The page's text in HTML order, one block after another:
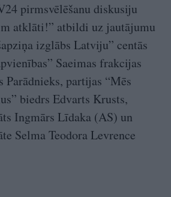
pirmsvēlēšanu diskusiju
atklāti!” atbildi uz jautājumu
izglābs Latviju” centās
Saeimas frakcijas
Parādnieks, partijas “Mēs
biedrs Edvarts Krusts,
Ingmārs Līdaka (AS) un
Selma Teodora Levrence